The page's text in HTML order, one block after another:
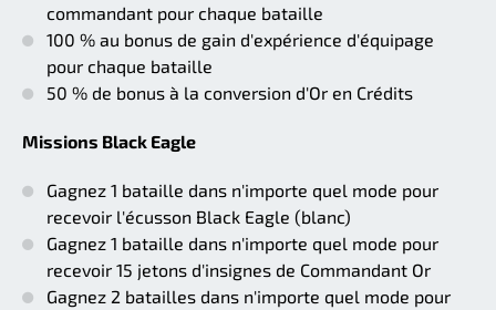
commandant pour chaque bataille
100 % au bonus de gain d'expérience d'équipage
pour chaque bataille
50 % de bonus à la conversion d'Or en Crédits
Missions Black Eagle
Gagnez 1 bataille dans n'importe quel mode pour
recevoir l'écusson Black Eagle (blanc)
Gagnez 1 bataille dans n'importe quel mode pour
recevoir 15 jetons d'insignes de Commandant Or
Gagnez 2 batailles dans n'importe quel mode pour